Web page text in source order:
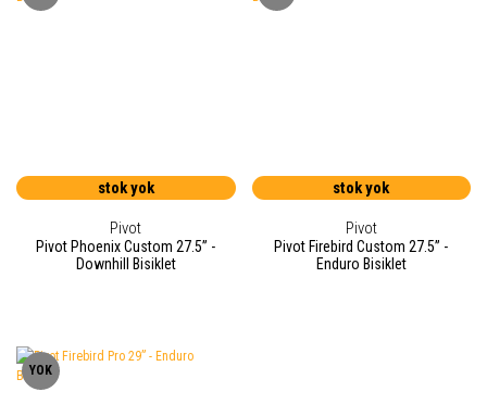
stok yok
Pivot
Pivot Phoenix Custom 27.5” -
Downhill Bisiklet
stok yok
Pivot
Pivot Firebird Custom 27.5” -
Enduro Bisiklet
YOK